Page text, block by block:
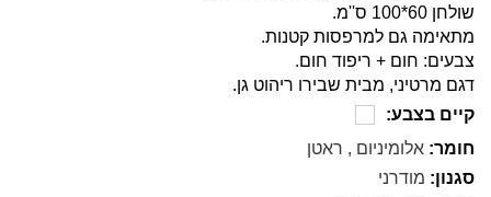
שולחן 60*100 ס''מ.
מתאימה גם למרפסות קטנות.
צבעים: חום + ריפוד חום.
דגם מרטיני, מבית שבירו ריהוט גן.
קיים בצבע:
חומר: אלומיניום , ראטן
סגנון: מודרני